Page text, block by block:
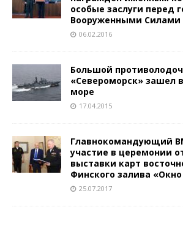
особые заслуги перед
Вооруженными Силами
06.02.2016
Большой
«Североморск» зашел
море
17.04.2015
Главнокомандующий
участие в церемонии
выставки карт
Финского залива
25.07.2017